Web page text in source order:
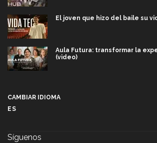
El joven que hizo del baile su
Aula Futura: transformar la
(video)
CAMBIAR IDIOMA
ES
Síguenos